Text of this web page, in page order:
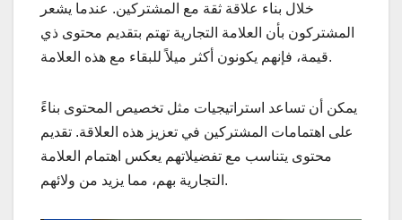
خلال بناء علاقة ثقة مع المشتركين. عندما يشعر
المشتركون بأن العلامة التجارية تهتم بتقديم محتوى ذي
قيمة، فإنهم يكونون أكثر ميلاً للبقاء مع هذه العلامة.
يمكن أن تساعد استراتيجيات مثل تخصيص المحتوى بناءً
على اهتمامات المشتركين في تعزيز هذه العلاقة. تقديم
محتوى يتناسب مع تفضيلاتهم يعكس اهتمام العلامة
التجارية بهم، مما يزيد من ولائهم.